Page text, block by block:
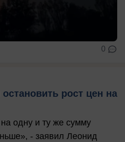
0
рост цен на
одну и ту же сумму
- заявил Леонид